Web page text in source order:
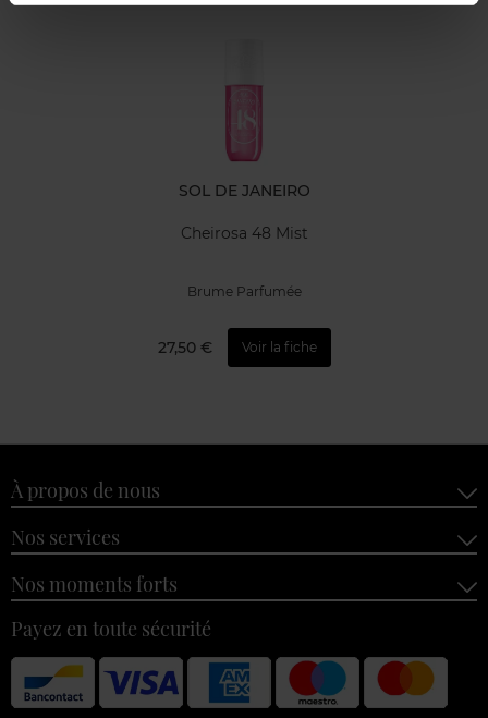
SOL DE JANEIRO
Cheirosa 48 Mist
Brume Parfumée
27,50 € Voir la fiche
À propos de nous
Nos services
Nos moments forts
Payez en toute sécurité